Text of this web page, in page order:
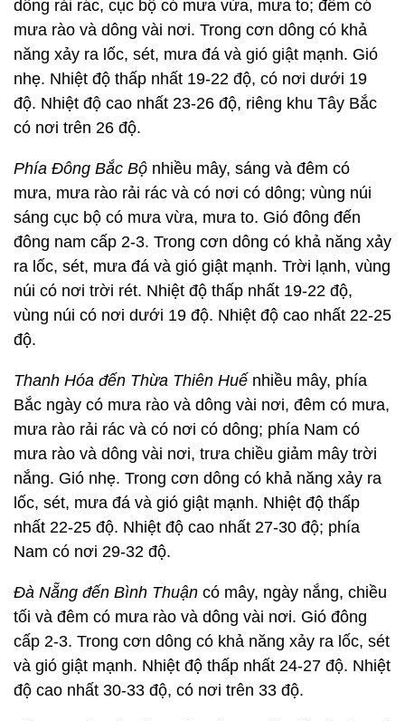
dông rải rác, cục bộ có mưa vừa, mưa to; đêm có
mưa rào và dông vài nơi. Trong cơn dông có khả
năng xảy ra lốc, sét, mưa đá và gió giật mạnh. Gió
nhẹ. Nhiệt độ thấp nhất 19-22 độ, có nơi dưới 19
độ. Nhiệt độ cao nhất 23-26 độ, riêng khu Tây Bắc
có nơi trên 26 độ.
Phía Đông Bắc Bộ nhiều mây, sáng và đêm có
mưa, mưa rào rải rác và có nơi có dông; vùng núi
sáng cục bộ có mưa vừa, mưa to. Gió đông đến
đông nam cấp 2-3. Trong cơn dông có khả năng xảy
ra lốc, sét, mưa đá và gió giật mạnh. Trời lạnh, vùng
núi có nơi trời rét. Nhiệt độ thấp nhất 19-22 độ,
vùng núi có nơi dưới 19 độ. Nhiệt độ cao nhất 22-25
độ.
Thanh Hóa đến Thừa Thiên Huế nhiều mây, phía
Bắc ngày có mưa rào và dông vài nơi, đêm có mưa,
mưa rào rải rác và có nơi có dông; phía Nam có
mưa rào và dông vài nơi, trưa chiều giảm mây trời
nắng. Gió nhẹ. Trong cơn dông có khả năng xảy ra
lốc, sét, mưa đá và gió giật mạnh. Nhiệt độ thấp
nhất 22-25 độ. Nhiệt độ cao nhất 27-30 độ; phía
Nam có nơi 29-32 độ.
Đà Nẵng đến Bình Thuận có mây, ngày nắng, chiều
tối và đêm có mưa rào và dông vài nơi. Gió đông
cấp 2-3. Trong cơn dông có khả năng xảy ra lốc, sét
và gió giật mạnh. Nhiệt độ thấp nhất 24-27 độ. Nhiệt
độ cao nhất 30-33 độ, có nơi trên 33 độ.